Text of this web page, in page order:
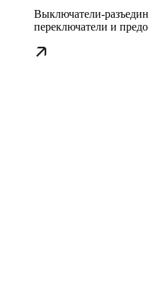
Выключатели-
переключатели и